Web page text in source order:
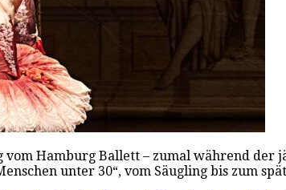
vom Hamburg Ballett – zumal während
unter 30“, vom Säugling bis zum